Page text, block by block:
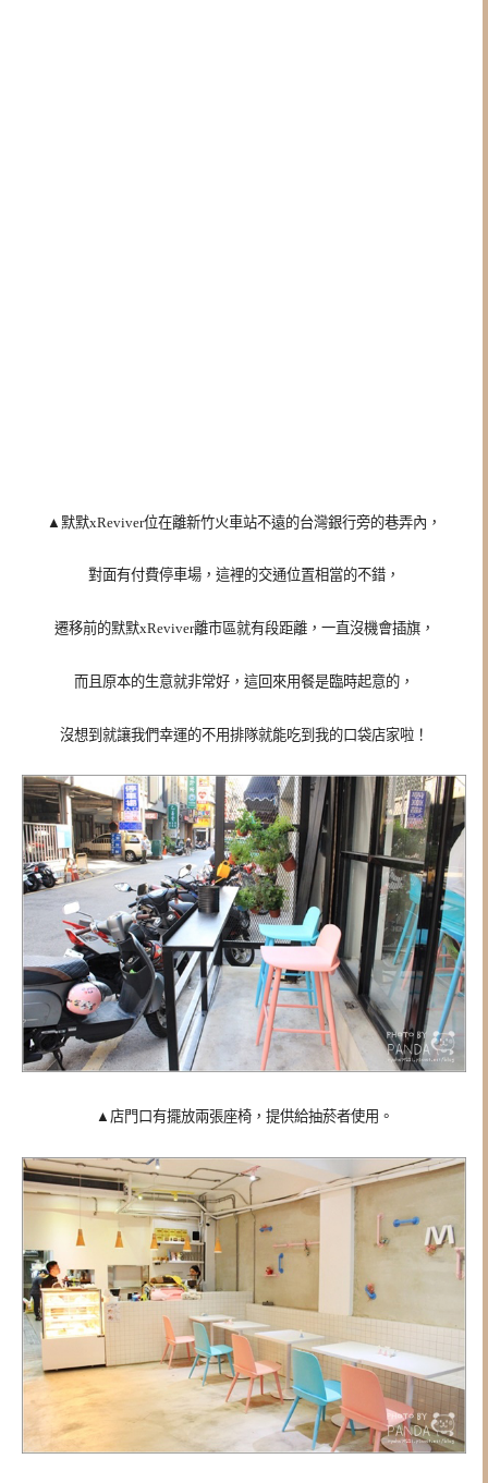
▲ 默默xReviver位在離新竹火車站不遠的台灣銀行旁的巷弄內，
對面有付費停車場，這裡的交通位置相當的不錯，
遷移前的默默xReviver離市區就有段距離，一直沒機會插旗，
而且原本的生意就非常好，這回來用餐是臨時起意的，
沒想到就讓我們幸運的不用排隊就能吃到我的口袋店家啦！
▲ 店門口有擺放兩張座椅，提供給抽菸者使用。